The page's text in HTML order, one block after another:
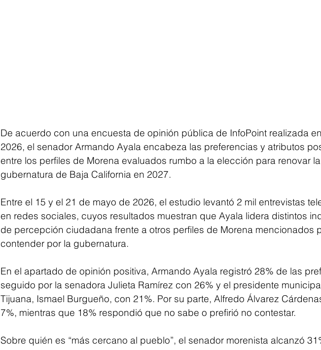
De acuerdo con una encuesta de opinión pública de InfoPoint realizada
2026, el senador Armando Ayala encabeza las preferencias y atributos
entre los perfiles de Morena evaluados rumbo a la elección para renovar la
gubernatura de Baja California en 2027.
Entre el 15 y el 21 de mayo de 2026, el estudio levantó 2 mil entrevistas
en redes sociales, cuyos resultados muestran que Ayala lidera distintos
de percepción ciudadana frente a otros perfiles de Morena mencionados
contender por la gubernatura.
En el apartado de opinión positiva, Armando Ayala registró 28% de las
seguido por la senadora Julieta Ramírez con 26% y el presidente
Tijuana, Ismael Burgueño, con 21%. Por su parte, Alfredo Álvarez
7%, mientras que 18% respondió que no sabe o prefirió no contestar.
Sobre quién es “más cercano al pueblo”, el senador morenista alcanzó